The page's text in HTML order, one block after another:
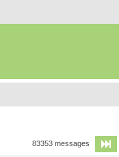
83353 messages